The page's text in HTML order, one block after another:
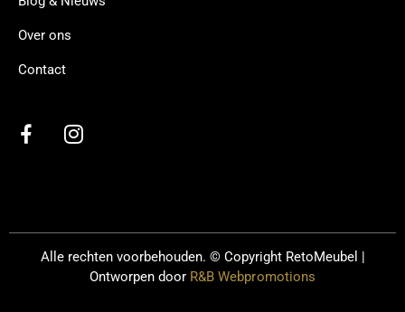
Over ons
Contact
Alle rechten voorbehouden. © Copyright RetoMeubel |
Ontworpen door R&B Webpromotions